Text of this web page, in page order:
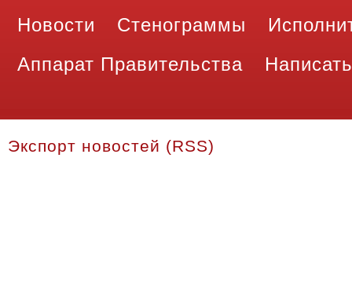
Новости Стенограммы
Аппарат Правительства
Экспорт новостей (RSS)